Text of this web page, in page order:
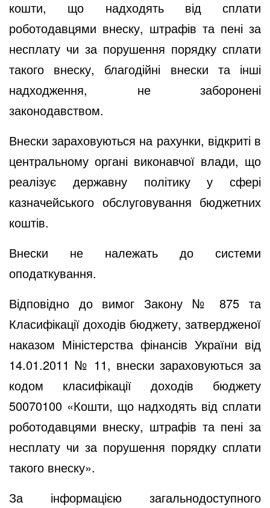
кошти, що надходять від сплати
роботодавцями внеску, штрафів та пені за
несплату чи за порушення порядку сплати
такого внеску, благодійні внески та інші
надходження, не заборонені
законодавством.
Внески зараховуються на рахунки, відкриті в
центральному органі виконавчої влади, що
реалізує державну політику у сфері
казначейського обслуговування бюджетних
коштів.
Внески не належать до системи
оподаткування.
Відповідно до вимог Закону № 875 та
Класифікації доходів бюджету, затвердженої
наказом Міністерства фінансів України від
14.01.2011 № 11, внески зараховуються за
кодом класифікації доходів бюджету
50070100 «Кошти, що надходять від сплати
роботодавцями внеску, штрафів та пені за
несплату чи за порушення порядку сплати
такого внеску».
За інформацією загальнодоступного